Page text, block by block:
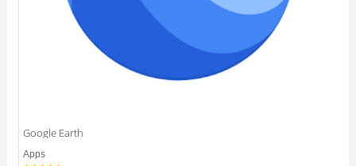
Google Earth
Apps